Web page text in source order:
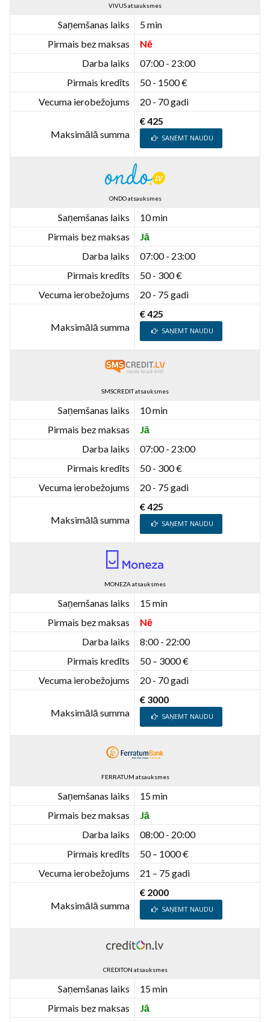
VIVUS atsauksmes
Saņemšanas laiks
5 min
Pirmais bez maksas
Nē
Darba laiks
07:00 - 23:00
Pirmais kredīts
50 - 1500 €
Vecuma ierobežojums
20 - 70 gadi
Maksimālā summa
€ 425
SAŅEMT NAUDU
ONDO atsauksmes
Saņemšanas laiks
10 min
Pirmais bez maksas
Jā
Darba laiks
07:00 - 23:00
Pirmais kredīts
50 - 300 €
Vecuma ierobežojums
20 - 75 gadi
Maksimālā summa
€ 425
SAŅEMT NAUDU
SMSCREDIT atsauksmes
Saņemšanas laiks
10 min
Pirmais bez maksas
Jā
Darba laiks
07:00 - 23:00
Pirmais kredīts
50 - 300 €
Vecuma ierobežojums
20 - 75 gadi
Maksimālā summa
€ 425
SAŅEMT NAUDU
MONEZA atsauksmes
Saņemšanas laiks
15 min
Pirmais bez maksas
Nē
Darba laiks
8:00 - 22:00
Pirmais kredīts
50 – 3000 €
Vecuma ierobežojums
20 - 70 gadi
Maksimālā summa
€ 3000
SAŅEMT NAUDU
FERRATUM atsauksmes
Saņemšanas laiks
15 min
Pirmais bez maksas
Jā
Darba laiks
08:00 - 20:00
Pirmais kredīts
50 – 1000 €
Vecuma ierobežojums
21 – 75 gadi
Maksimālā summa
€ 2000
SAŅEMT NAUDU
CREDITON atsauksmes
Saņemšanas laiks
15 min
Pirmais bez maksas
Jā